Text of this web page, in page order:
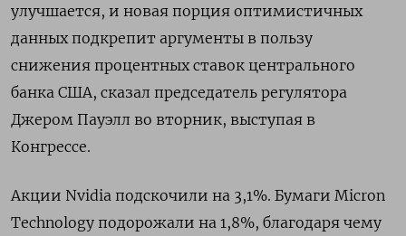
улучшается, и новая порция оптимистичных
данных подкрепит аргументы в пользу
снижения процентных ставок центрального
банка США, сказал председатель регулятора
Джером Пауэлл во вторник, выступая в
Конгрессе.
Акции Nvidia подскочили на 3,1%. Бумаги Micron
Technology подорожали на 1,8%, благодаря чему